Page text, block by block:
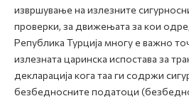
извршување на излезните
проверки, за движењата за кои
Република Турција многу е важно
излезната царинска испостава за
декларација кога таа ги содржи
безбедносните податоци